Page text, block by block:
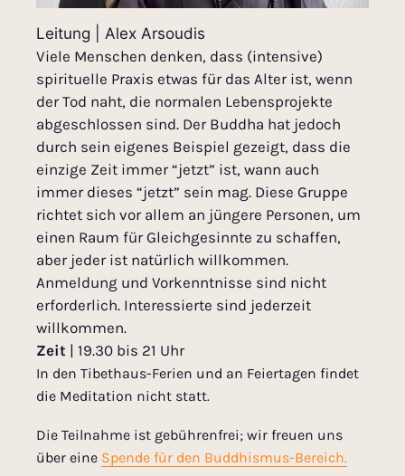
Leitung | Alex Arsoudis
Viele Menschen denken, dass (intensive)
spirituelle Praxis etwas für das Alter ist, wenn
der Tod naht, die normalen Lebensprojekte
abgeschlossen sind. Der Buddha hat jedoch
durch sein eigenes Beispiel gezeigt, dass die
einzige Zeit immer “jetzt” ist, wann auch
immer dieses “jetzt” sein mag. Diese Gruppe
richtet sich vor allem an jüngere Personen, um
einen Raum für Gleichgesinnte zu schaffen,
aber jeder ist natürlich willkommen.
Anmeldung und Vorkenntnisse sind nicht
erforderlich. Interessierte sind jederzeit
willkommen.
Zeit | 19.30 bis 21 Uhr
In den Tibethaus-Ferien und an Feiertagen findet
die Meditation nicht statt.
Die Teilnahme ist gebührenfrei; wir freuen uns
über eine Spende für den Buddhismus-Bereich.